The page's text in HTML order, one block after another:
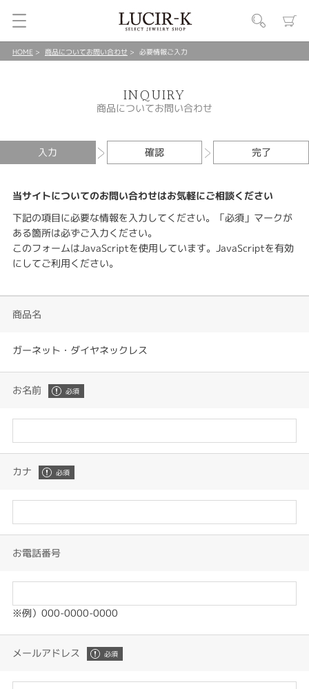
HOME 商品についてお問い合わせ 必要情報ご入力
INQUIRY
商品についてお問い合わせ
入力 確認 完了
当サイトについてのお問い合わせはお気軽にご相談ください
下記の項目に必要な情報を入力してください。「必須」マークが
ある箇所は必ずご入力ください。
このフォームはJavaScriptを使用しています。JavaScriptを有効
にしてご利用ください。
商品名
ガーネット・ダイヤネックレス
お名前
カナ
お電話番号
※例）000-0000-0000
メールアドレス